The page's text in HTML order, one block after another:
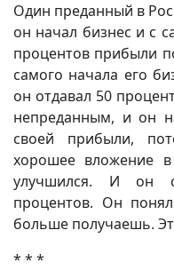
Один преданный в
он начал бизнес и с
процентов прибыли
самого начала его
он отдавал 50
непреданным, и он
своей прибыли,
хорошее вложение
улучшился. И он
процентов. Он
больше получаешь.
* * *